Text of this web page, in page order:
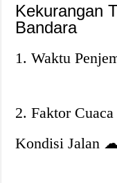
Kekurangan
Bandara
1. Waktu
2. Faktor
Kondisi Jalan